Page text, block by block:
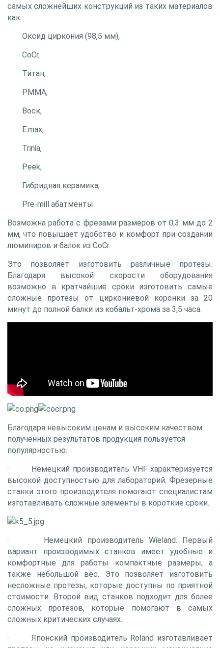
самых сложнейших конструкций из таких материалов
как:
Оксид циркония (98,5 мм),
CoCr,
Титан,
PMMA,
Воск,
E.max,
Trinia,
Peek,
Гибридная керамика,
Pre-mill абатменты
Возможна работа с фрезами размеров от 0,3 мм до 2
мм, что повышает удобство и комфорт при создании
люминиров и балок из CoCr.
Это позволяет изготовить различные протезы.
Благодаря высокой скорости оборудования
возможно в кратчайшие сроки изготовить самые
сложные протезы от циркониевой коронки за 20
минут до полной балки из кобальт-хрома за 3,5 часа.
Благодаря невысоким ценам и высоким качеством
полученных результатов продукция пользуется
популярностью.
· Немецкий производитель VHFхарактеризуется
высокой доступностью для лабораторий. Фрезерные
станки этого производителя помогают специалистам
изготавливать сложные элементы в короткие сроки.
· Немецкий производитель Wieland. Первый
вариант производимых станков имеет удобные и
комфортные для работы компактные размеры, а
также небольшой вес. Это позволяет изготовить
несложные протезы, которые доступны по приятной
стоимости. Второй вид станков подходит для более
сложных протезов, которые помогают в самых
сложных критических случаях.
·Японский производитель Roland изготавливает